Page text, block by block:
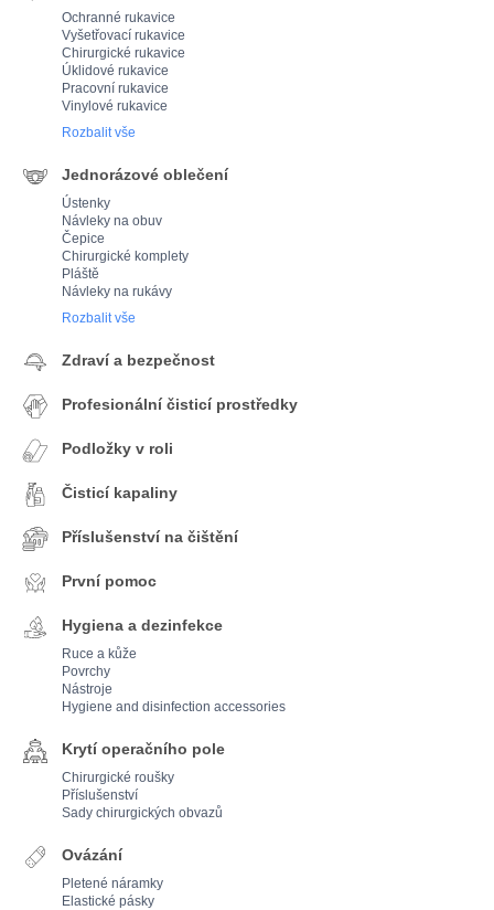
Ochranné rukavice
Vyšetřovací rukavice
Chirurgické rukavice
Úklidové rukavice
Pracovní rukavice
Vinylové rukavice
Rozbalit vše
Jednorázové oblečení
Ústenky
Návleky na obuv
Čepice
Chirurgické komplety
Pláště
Návleky na rukávy
Rozbalit vše
Zdraví a bezpečnost
Profesionální čisticí prostředky
Podložky v roli
Čisticí kapaliny
Příslušenství na čištění
První pomoc
Hygiena a dezinfekce
Ruce a kůže
Povrchy
Nástroje
Hygiene and disinfection accessories
Krytí operačního pole
Chirurgické roušky
Příslušenství
Sady chirurgických obvazů
Ovázání
Pletené náramky
Elastické pásky